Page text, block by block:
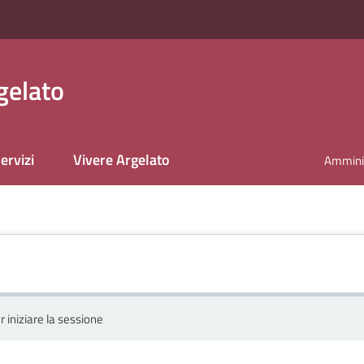
Vivere Argelato
iniziare la sessione